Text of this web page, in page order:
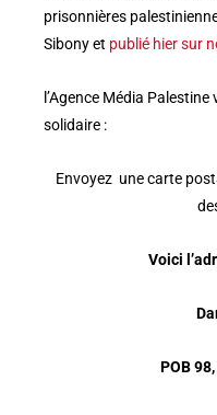
prisonnières
Sibony et publié hier sur
l’Agence Média
solidaire :
Envoyez une carte
Voici
POB